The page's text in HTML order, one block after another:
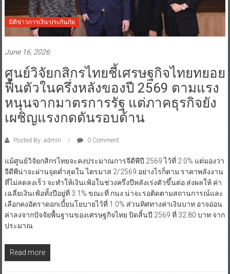
มิติข่าวการเงิน-ประกันภัย
June 16, 2026
ศูนย์วิจัยกสิกรไทยชี้เศรษฐกิจไทยทยอย
ฟื้นตัวในครึ่งหลังของปี 2569 ตามแรง
หนุนจากมาตรการรัฐ แต่ภาคธุรกิจยัง
เผชิญแรงกดดันรอบด้าน
Posted By: admin 0 Comment
แม้ศูนย์วิจัยกสิกรไทยจะคงประมาณการจีดีพีปี 2569 ไว้ที่ 2.0% แต่มองว่า
จีดีพีน่าจะผ่านจุดต่ำสุดใน ไตรมาส 2/2569 อย่างไรก็ตาม ราคาพลังงาน
ที่ไม่ลดลงเร็ว จะทำให้เงินเฟ้อในช่วงครึ่งปีหลังเร่งตัวขึ้นต่อ ส่งผลให้ ค่า
เฉลี่ยเงินเฟ้อทั้งปีอยู่ที่ 3.1% ขณะที่ กนง.น่าจะรอติดตามสถานการณ์และ
เลือกคงอัตราดอกเบี้ยนโยบายไว้ที่ 1.0% ส่วนทิศทางค่าเงินบาท อาจอ่อน
ค่าลงจากปัจจัยพื้นฐานของเศรษฐกิจไทย ปิดสิ้นปี 2569 ที่ 32.80 บาท จาก
ประมาณ
Read more